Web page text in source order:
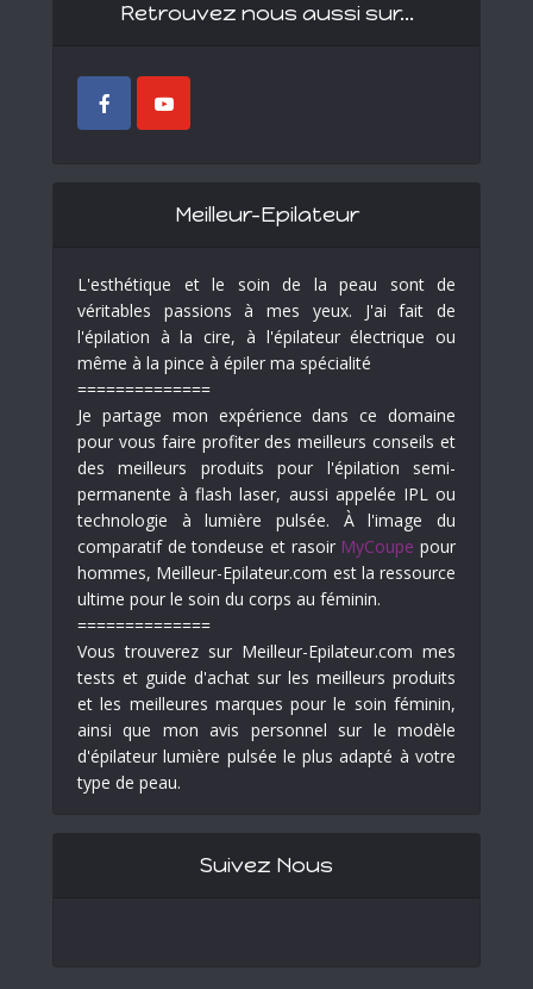
Retrouvez nous aussi sur…
Meilleur-Epilateur
L'esthétique et le soin de la peau sont de
véritables passions à mes yeux. J'ai fait de
l'épilation à la cire, à l'épilateur électrique ou
même à la pince à épiler ma spécialité
==============
Je partage mon expérience dans ce domaine
pour vous faire profiter des meilleurs conseils et
des meilleurs produits pour l'épilation semi-
permanente à flash laser, aussi appelée IPL ou
technologie à lumière pulsée. À l'image du
comparatif de tondeuse et rasoir MyCoupe pour
hommes, Meilleur-Epilateur.com est la ressource
ultime pour le soin du corps au féminin.
==============
Vous trouverez sur Meilleur-Epilateur.com mes
tests et guide d'achat sur les meilleurs produits
et les meilleures marques pour le soin féminin,
ainsi que mon avis personnel sur le modèle
d'épilateur lumière pulsée le plus adapté à votre
type de peau.
Suivez Nous